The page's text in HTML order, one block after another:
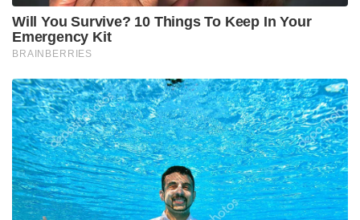
Will You Survive? 10 Things To Keep In Your
Emergency Kit
BRAINBERRIES